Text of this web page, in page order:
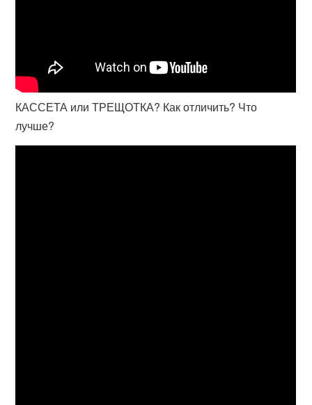
КАССЕТА или ТРЕЩОТКА? Как отличить? Что
лучше?